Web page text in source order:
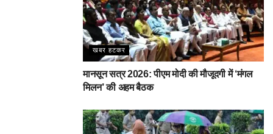
खबर हटकर
मानसून सत्र 2026: पीएम मोदी की मौजूदगी में ‘मंगल
मिलन’ की अहम बैठक